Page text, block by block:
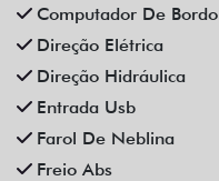
Computador De Bordo
Direção Elétrica
Direção Hidráulica
Entrada Usb
Farol De Neblina
Freio Abs